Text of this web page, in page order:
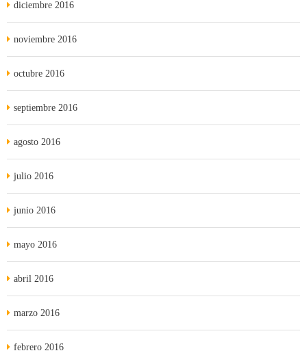
diciembre 2016
noviembre 2016
octubre 2016
septiembre 2016
agosto 2016
julio 2016
junio 2016
mayo 2016
abril 2016
marzo 2016
febrero 2016